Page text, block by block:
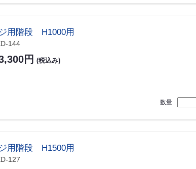
用階段 H1000用
144
円 (税込み)
数量
用階段 H1500用
127